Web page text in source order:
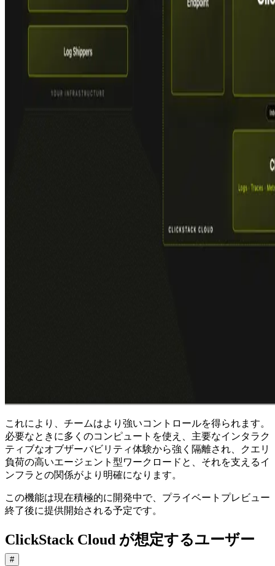
これにより、チームはより強いコントロールを得られます。
必要なときに多くのコンピュートを使え、主要なインタラク
ティブなオブザーバビリティ体験から強く隔離され、クエリ
負荷の高いエージェント型ワークロードと、それを支えるイ
ンフラとの関係がより明確になります。
この機能は現在積極的に開発中で、プライベートプレビュー
終了後に提供開始される予定です。
ClickStack Cloud が想定するユーザー
#